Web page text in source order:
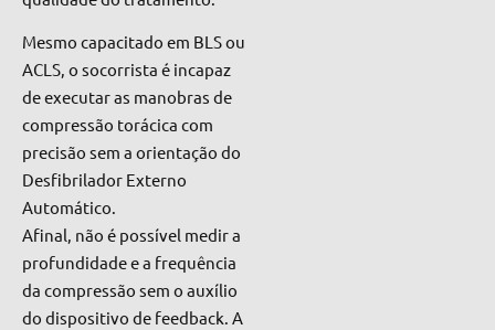
Mesmo capacitado em BLS ou
ACLS, o socorrista é incapaz
de executar as manobras de
compressão torácica com
precisão sem a orientação do
Desfibrilador Externo
Automático.
Afinal, não é possível medir a
profundidade e a frequência
da compressão sem o auxílio
do dispositivo de feedback. A